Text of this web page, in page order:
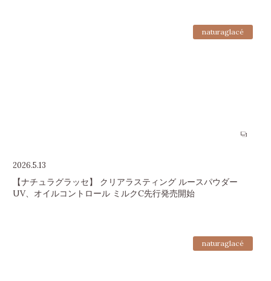
naturaglacé
2026.5.13
【ナチュラグラッセ】 クリアラスティング ルースパウダー
UV、オイルコントロール ミルクC先行発売開始
naturaglacé